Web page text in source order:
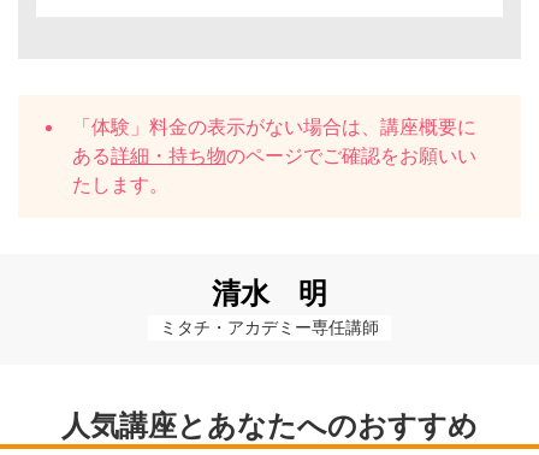
「体験」料金の表示がない場合は、講座概要に
ある詳細・持ち物のページでご確認をお願いい
たします。
清水 明
ミタチ・アカデミー専任講師